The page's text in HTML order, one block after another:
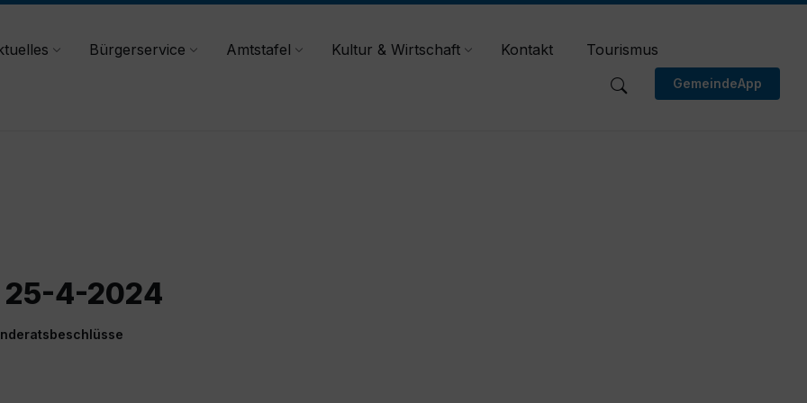
Bürgerservice Amtstafel Kultur & Wirtschaft Kontakt Tourismus
GemeindeApp
25-4-2024